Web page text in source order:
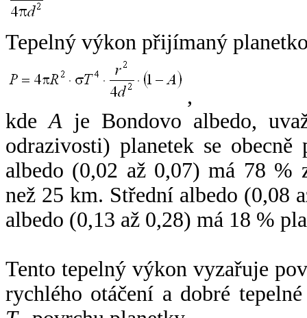
Tepelný výkon přijímaný
,
kdeA je Bondovo albedo,
odrazivosti) planetek se
albedo (0,02 až 0,07) má 78 %
než 25 km. Střední albedo (0,08
albedo (0,13 až 0,28) má 18 %
Tento tepelný výkon vyzařuje
rychlého otáčení a dobré